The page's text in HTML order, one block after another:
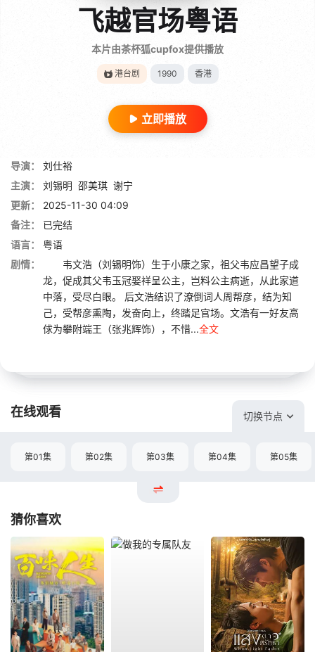
飞越官场粤语
本片由茶杯狐cupfox提供播放
港台剧 1990 香港
立即播放
导演：
刘仕裕
主演：
刘锡明 邵美琪 谢宁
更新：
2025-11-30 04:09
备注：
已完结
语言：
粤语
剧情：
韦文浩（刘锡明饰）生于小康之家，祖父韦应昌望子成
龙，促成其父韦玉冠娶祥呈公主，岂料公主病逝，从此家道
中落，受尽白眼。 后文浩结识了潦倒词人周帮彦，结为知
己，受帮彦熏陶，发奋向上，终踏足官场。文浩有一好友高
俅为攀附端王（张兆辉饰），不惜...全文
在线观看 切换节点
第01集 第02集 第03集 第04集 第05集
猜你喜欢